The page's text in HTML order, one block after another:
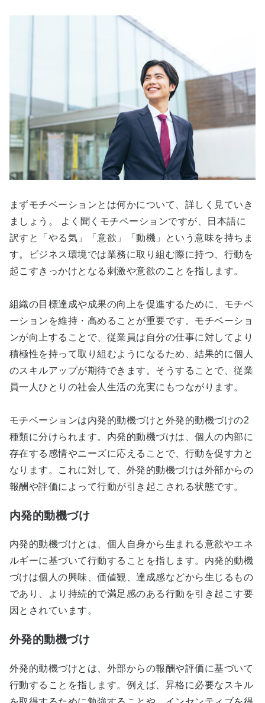
まずモチベーションとは何かについて、詳しく見ていき
ましょう。 よく聞くモチベーションですが、日本語に
訳すと「やる気」「意欲」「動機」という意味を持ちま
す。ビジネス環境では業務に取り組む際に持つ、行動を
起こすきっかけとなる刺激や意欲のことを指します。
組織の目標達成や成果の向上を促進するために、モチベ
ーションを維持・高めることが重要です。モチベーショ
ンが向上することで、従業員は自分の仕事に対してより
積極性を持って取り組むようになるため、結果的に個人
のスキルアップが期待できます。そうすることで、従業
員一人ひとりの社会人生活の充実にもつながります。
モチベーションは内発的動機づけと外発的動機づけの2
種類に分けられます。内発的動機づけは、個人の内部に
存在する感情やニーズに応えることで、行動を促す力と
なります。これに対して、外発的動機づけは外部からの
報酬や評価によって行動が引き起こされる状態です。
内発的動機づけ
内発的動機づけとは、個人自身から生まれる意欲やエネ
ルギーに基づいて行動することを指します。内発的動機
づけは個人の興味、価値観、達成感などから生じるもの
であり、より持続的で満足感のある行動を引き起こす要
因とされています。
外発的動機づけ
外発的動機づけとは、外部からの報酬や評価に基づいて
行動することを指します。例えば、昇格に必要なスキル